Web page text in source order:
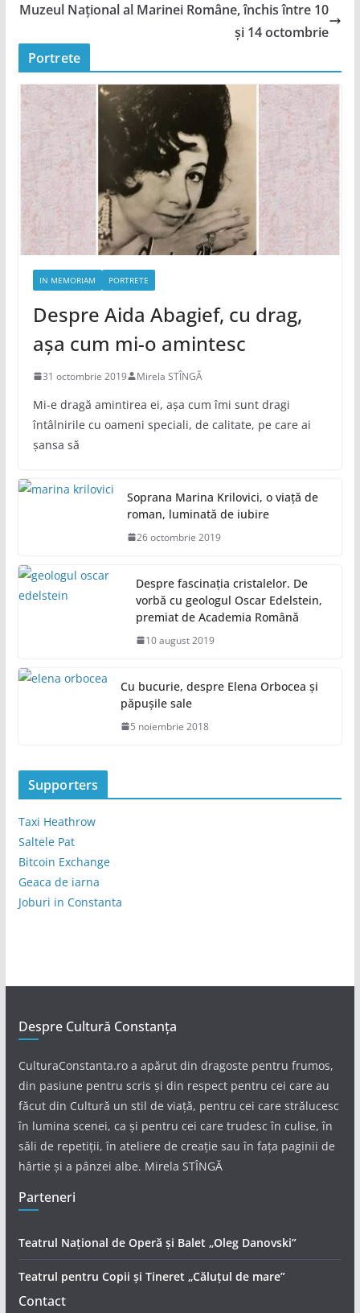
Muzeul Național al Marinei Române, închis între 10
și 14 octombrie
Portrete
IN MEMORIAM PORTRETE
Despre Aida Abagief, cu drag,
așa cum mi-o amintesc
31 octombrie 2019 Mirela STÎNGĂ
Mi-e dragă amintirea ei, așa cum îmi sunt dragi
întâlnirile cu oameni speciali, de calitate, pe care ai
șansa să
Soprana Marina Krilovici, o viață de
roman, luminată de iubire
26 octombrie 2019
Despre fascinația cristalelor. De
vorbă cu geologul Oscar Edelstein,
premiat de Academia Română
10 august 2019
Cu bucurie, despre Elena Orbocea și
păpușile sale
5 noiembrie 2018
Supporters
Taxi Heathrow
Saltele Pat
Bitcoin Exchange
Geaca de iarna
Joburi in Constanta
Despre Cultură Constanța
CulturaConstanta.ro a apărut din dragoste pentru frumos,
din pasiune pentru scris și din respect pentru cei care au
făcut din Cultură un stil de viață, pentru cei care strălucesc
în lumina scenei, ca și pentru cei care trudesc în culise, în
săli de repetiții, în ateliere de creație sau în fața paginii de
hârtie și a pânzei albe. Mirela STÎNGĂ
Parteneri
Teatrul Național de Operă și Balet „Oleg Danovski”
Teatrul pentru Copii și Tineret „Căluțul de mare”
Contact